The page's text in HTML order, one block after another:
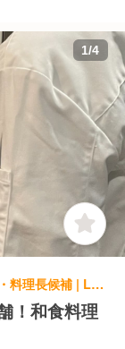
1/4
洋食・西洋料理, 日本料理・懐石料理 | 料理長・料理長候補 | Lucy’s CAFE & DINING 虎ノ門Lucy’s CAFE & DINING
！和食料理